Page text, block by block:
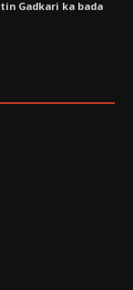
Gadkari ka bada